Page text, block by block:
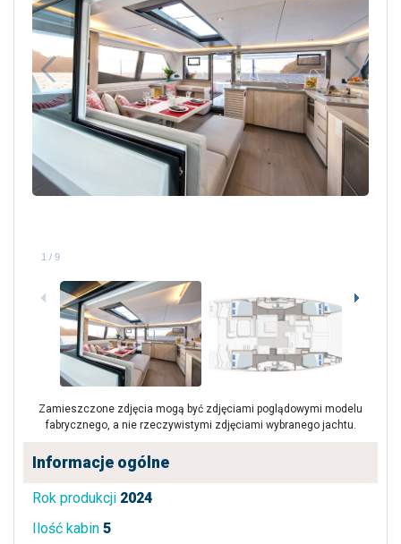
1 / 9
Zamieszczone zdjęcia mogą być zdjęciami poglądowymi modelu
fabrycznego, a nie rzeczywistymi zdjęciami wybranego jachtu.
Informacje ogólne
Rok produkcji 2024
Ilość kabin 5